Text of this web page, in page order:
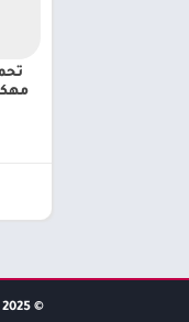
© 2025 - كل الحقوق محفوظة -